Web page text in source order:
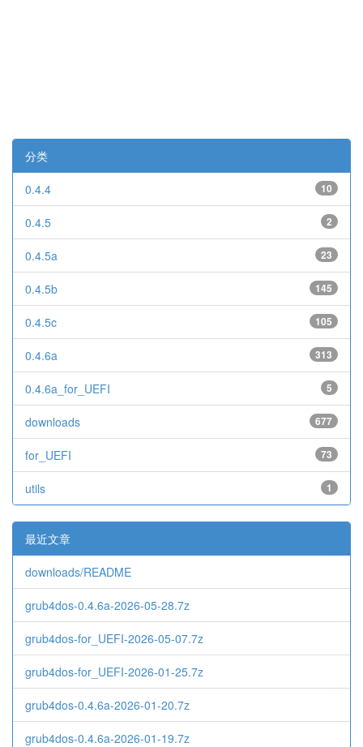
分类
10
0.4.4
2
0.4.5
23
0.4.5a
145
0.4.5b
105
0.4.5c
313
0.4.6a
5
0.4.6a_for_UEFI
677
downloads
73
for_UEFI
1
utils
最近文章
downloads/README
grub4dos-0.4.6a-2026-05-28.7z
grub4dos-for_UEFI-2026-05-07.7z
grub4dos-for_UEFI-2026-01-25.7z
grub4dos-0.4.6a-2026-01-20.7z
grub4dos-0.4.6a-2026-01-19.7z